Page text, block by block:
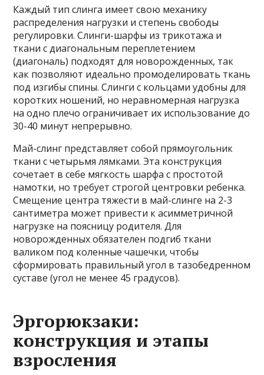
Каждый тип слинга имеет свою механику
распределения нагрузки и степень свободы
регулировки. Слинги-шарфы из трикотажа и
ткани с диагональным переплетением
(диагональ) подходят для новорожденных, так
как позволяют идеально промоделировать ткань
под изгибы спины. Слинги с кольцами удобны для
коротких ношений, но неравномерная нагрузка
на одно плечо ограничивает их использование до
30-40 минут непрерывно.
Май-слинг представляет собой прямоугольник
ткани с четырьмя лямками. Эта конструкция
сочетает в себе мягкость шарфа с простотой
намотки, но требует строгой центровки ребенка.
Смещение центра тяжести в май-слинге на 2-3
сантиметра может привести к асимметричной
нагрузке на поясницу родителя. Для
новорожденных обязателен подгиб ткани
валиком под коленные чашечки, чтобы
сформировать правильный угол в тазобедренном
суставе (угол не менее 45 градусов).
Эргорюкзаки:
конструкция и этапы
взросления